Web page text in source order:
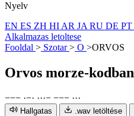
Nyelv
EN ES ZH HI AR JA RU DE PT
Alkalmazas letoltese
Fooldal > Szotar> O >ORVOS
Orvos morze-kodban
−−− ·−· ···− −−− ···
Hallgatas .wav letöltése